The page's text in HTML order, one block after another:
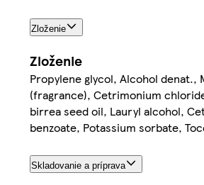
Zloženie
Zloženie
Propylene glycol, Alcohol
(fragrance), Cetrimonium
birrea seed oil, Lauryl alcohol,
benzoate, Potassium sorbate,
Skladovanie a príprava